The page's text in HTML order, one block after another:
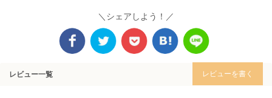
＼シェアしよう！／
レビュー一覧 レビューを書く